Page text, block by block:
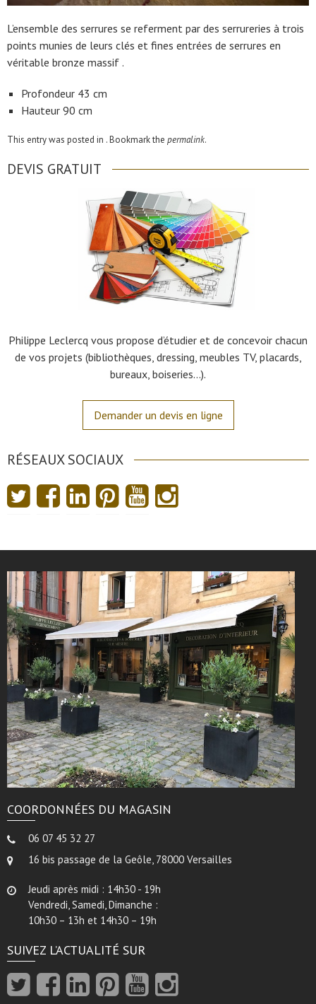
L’ensemble des serrures se referment par des serrureries à trois
points munies de leurs clés et fines entrées de serrures en
véritable bronze massif .
Profondeur 43 cm
Hauteur 90 cm
This entry was posted in . Bookmark the permalink.
DEVIS GRATUIT
Philippe Leclercq vous propose d’étudier et de concevoir chacun
de vos projets (bibliothèques, dressing, meubles TV, placards,
bureaux, boiseries…).
Demander un devis en ligne
RÉSEAUX SOCIAUX
COORDONNÉES DU MAGASIN
06 07 45 32 27
16 bis passage de la Geôle, 78000 Versailles
Jeudi après midi : 14h30 - 19h
Vendredi, Samedi, Dimanche :
10h30 – 13h et 14h30 – 19h
SUIVEZ L’ACTUALITÉ SUR